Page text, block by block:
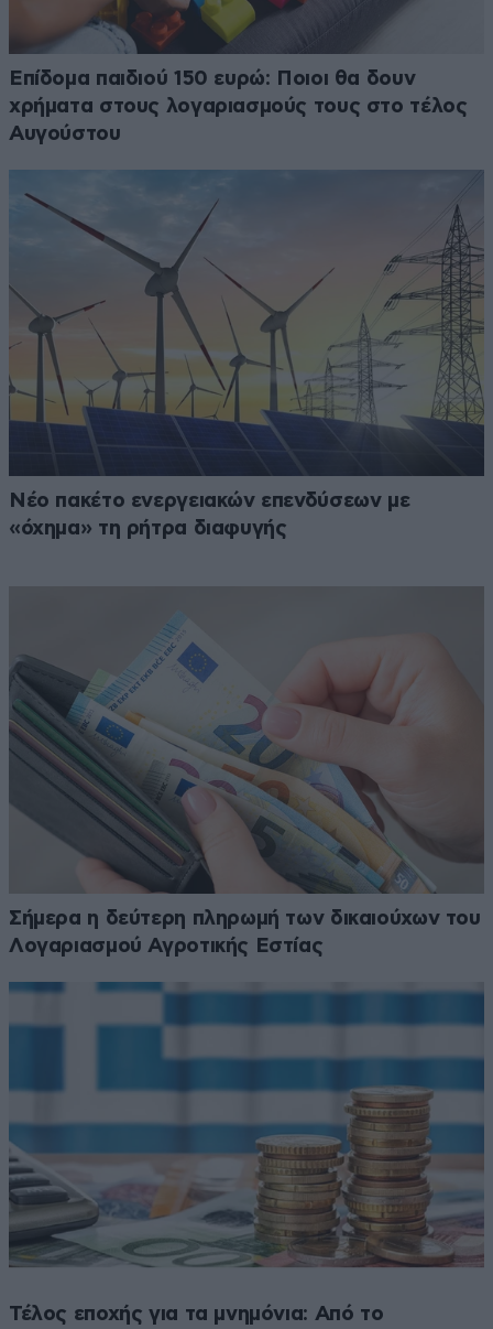
Επίδομα παιδιού 150 ευρώ: Ποιοι θα δουν
χρήματα στους λογαριασμούς τους στο τέλος
Αυγούστου
Νέο πακέτο ενεργειακών επενδύσεων με
«όχημα» τη ρήτρα διαφυγής
Σήμερα η δεύτερη πληρωμή των δικαιούχων του
Λογαριασμού Αγροτικής Εστίας
Τέλος εποχής για τα μνημόνια: Από το